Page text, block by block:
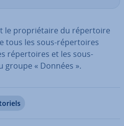
le pro­prié­taire du ré­per­toire
tous les sous-ré­per­toires
ré­per­toires et les sous-
groupe « Données ».